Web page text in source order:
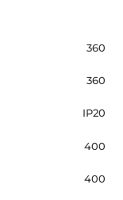
360
360
IP20
400
400